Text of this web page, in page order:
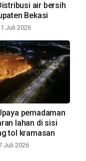
air bersih
Bekasi
Juli 2026
pemadaman
lahan di sisi
tol kramasan
Juli 2026